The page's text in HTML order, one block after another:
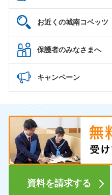
お近くの城南コベッツ
保護者のみなさまへ
キャンペーン
資料を請求する